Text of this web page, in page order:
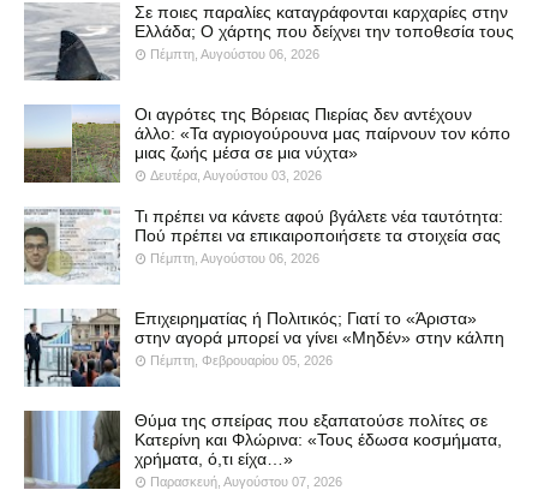
Σε ποιες παραλίες καταγράφονται καρχαρίες στην
Ελλάδα; Ο χάρτης που δείχνει την τοποθεσία τους
Πέμπτη, Αυγούστου 06, 2026
Οι αγρότες της Βόρειας Πιερίας δεν αντέχουν
άλλο: «Τα αγριογούρουνα μας παίρνουν τον κόπο
μιας ζωής μέσα σε μια νύχτα»
Δευτέρα, Αυγούστου 03, 2026
Τι πρέπει να κάνετε αφού βγάλετε νέα ταυτότητα:
Πού πρέπει να επικαιροποιήσετε τα στοιχεία σας
Πέμπτη, Αυγούστου 06, 2026
Επιχειρηματίας ή Πολιτικός; Γιατί το «Άριστα»
στην αγορά μπορεί να γίνει «Μηδέν» στην κάλπη
Πέμπτη, Φεβρουαρίου 05, 2026
Θύμα της σπείρας που εξαπατούσε πολίτες σε
Κατερίνη και Φλώρινα: «Τους έδωσα κοσμήματα,
χρήματα, ό,τι είχα…»
Παρασκευή, Αυγούστου 07, 2026